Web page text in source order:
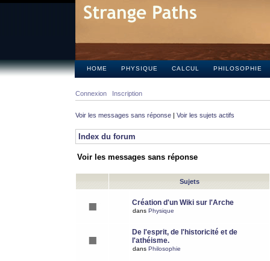
HOME PHYSIQUE CALCUL PHILOSOPHIE
Connexion Inscription
Voir les messages sans réponse | Voir les sujets actifs
Index du forum
Voir les messages sans réponse
Sujets
Création d'un Wiki sur l'Arche
dans Physique
De l'esprit, de l'historicité et de
l'athéisme.
dans Philosophie